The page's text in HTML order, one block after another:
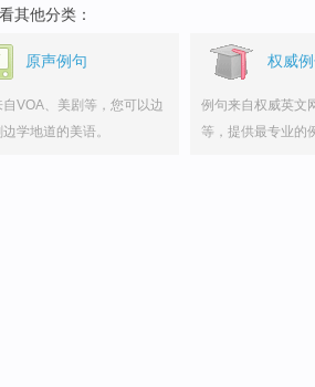
其他分类：
原声例句
VOA、美剧等，您可以边
学地道的美语。
权威
例句来自权威英文
等，提供最专业的